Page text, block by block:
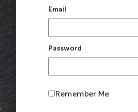
Email
Password
Remember Me